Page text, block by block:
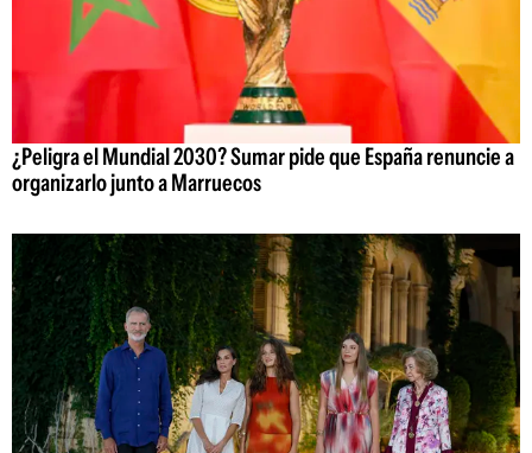
¿Peligra el Mundial 2030? Sumar pide que España renuncie a
organizarlo junto a Marruecos